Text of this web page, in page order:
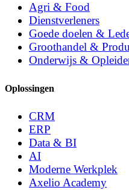
Agri & Food
Dienstverleners
Goede doelen &
Groothandel &
Onderwijs &
Oplossingen
CRM
ERP
Data & BI
AI
Moderne Werkplek
Axelio Academy